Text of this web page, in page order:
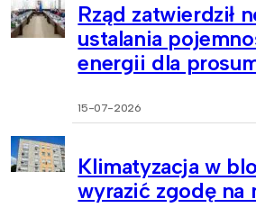
Rząd zatwierdził
ustalania
energii dla
15-07-2026
Klimatyzacja w
wyrazić zgodę na